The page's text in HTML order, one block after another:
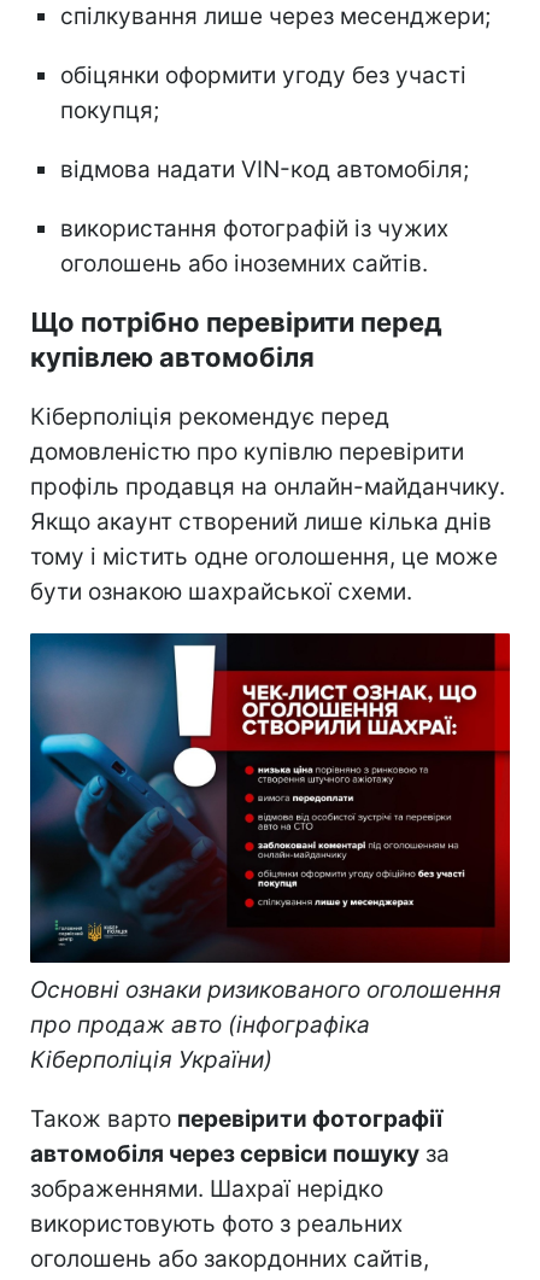
спілкування лише через месенджери;
обіцянки оформити угоду без участі
покупця;
відмова надати VIN-код автомобіля;
використання фотографій із чужих
оголошень або іноземних сайтів.
Що потрібно перевірити перед
купівлею автомобіля
Кіберполіція рекомендує перед
домовленістю про купівлю перевірити
профіль продавця на онлайн-майданчику.
Якщо акаунт створений лише кілька днів
тому і містить одне оголошення, це може
бути ознакою шахрайської схеми.
Основні ознаки ризикованого оголошення
про продаж авто (інфографіка
Кіберполіція України)
Також варто перевірити фотографії
автомобіля через сервіси пошуку за
зображеннями. Шахраї нерідко
використовують фото з реальних
оголошень або закордонних сайтів,